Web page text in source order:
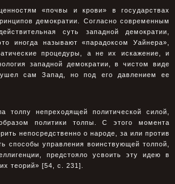
«почвы и крови» в государствах
демократии. Согласно современным
суть западной демократии,
иногда называют «парадоксом Уайнера»,
процедуры, а не их искажение, и
западной демократии, в чистом виде
ушел сам Запад, но под его давлением ее
непреходящей политической силой,
политики толпы. С этого момента
непосредственно о народе, за или против
способы управления воинствующей толпой,
предстояло усвоить эту идею в
теорий» [54, с. 231].